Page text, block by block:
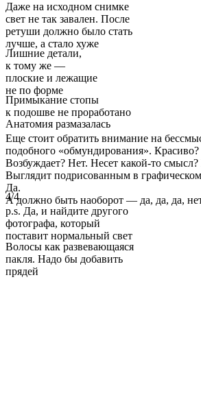
Даже на исходном снимке
свет не так завален. После
ретуши должно было стать
лучше, а стало хуже
Лишние детали,
к тому же —
плоские и лежащие
не по форме
Примыкание стопы
к подошве не проработано
Анатомия размазалась
Еще стоит обратить внимание на
подобного «обмундирования». Красиво?
Возбуждает? Нет. Несет какой-то смысл?
Выглядит подрисованным в графическом
Да.
А должно быть наоборот — да, да, да,
4/4
p.s. Да, и найдите другого
фотографа, который
поставит нормальный свет
Волосы как развевающаяся
пакля. Надо бы добавить
прядей